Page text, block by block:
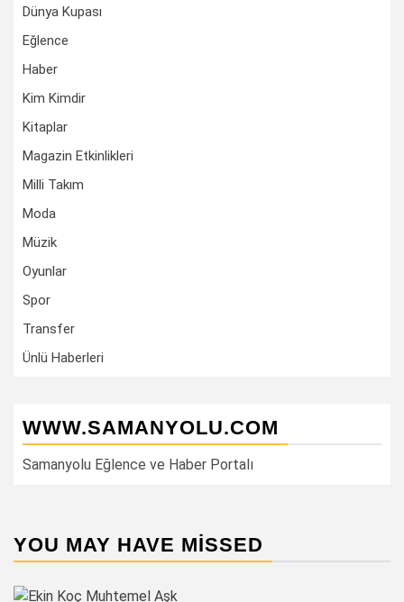
Dünya Kupası
Eğlence
Haber
Kim Kimdir
Kitaplar
Magazin Etkinlikleri
Milli Takım
Moda
Müzik
Oyunlar
Spor
Transfer
Ünlü Haberleri
WWW.SAMANYOLU.COM
Samanyolu Eğlence ve Haber Portalı
YOU MAY HAVE MISSED